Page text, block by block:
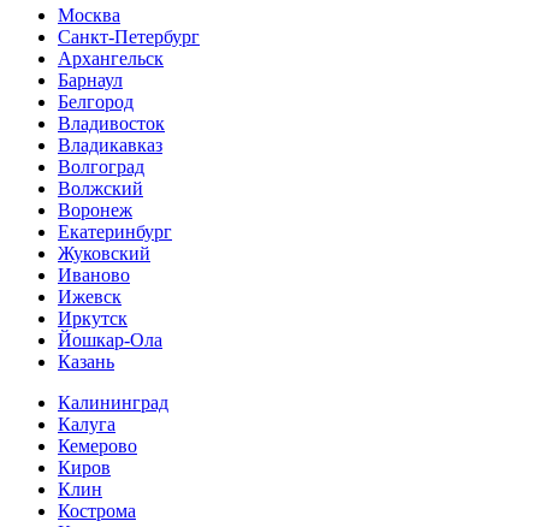
Москва
Санкт-Петербург
Архангельск
Барнаул
Белгород
Владивосток
Владикавказ
Волгоград
Волжский
Воронеж
Екатеринбург
Жуковский
Иваново
Ижевск
Иркутск
Йошкар-Ола
Казань
Калининград
Калуга
Кемерово
Киров
Клин
Кострома